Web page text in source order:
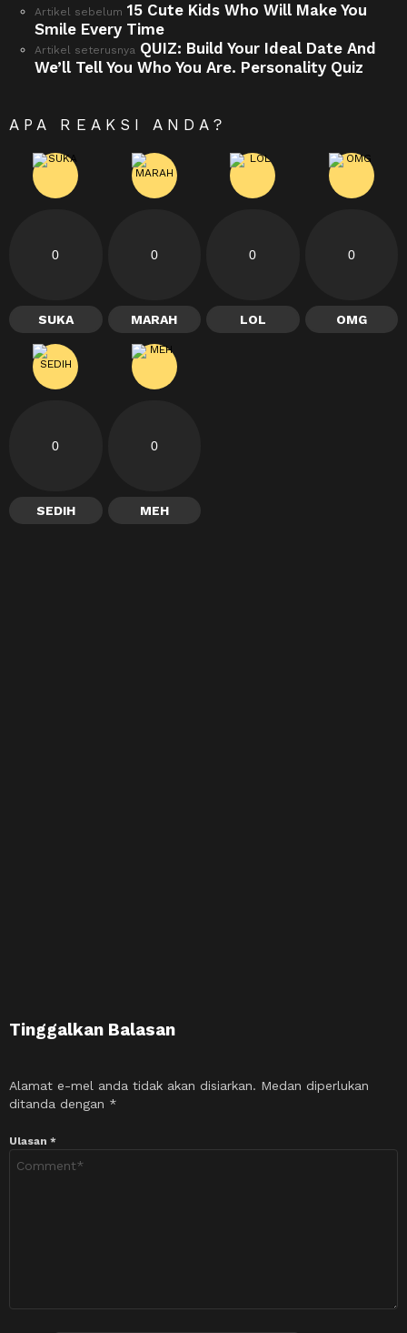
See
more
Artikel sebelum 15 Cute Kids Who Will Make You
Smile Every Time
Artikel seterusnya QUIZ: Build Your Ideal Date And
We’ll Tell You Who You Are. Personality Quiz
APA REAKSI ANDA?
0
SUKA
0
MARAH
0
LOL
0
OMG
0
SEDIH
0
MEH
Tinggalkan Balasan
Alamat e-mel anda tidak akan disiarkan. Medan diperlukan
ditanda dengan *
Ulasan *